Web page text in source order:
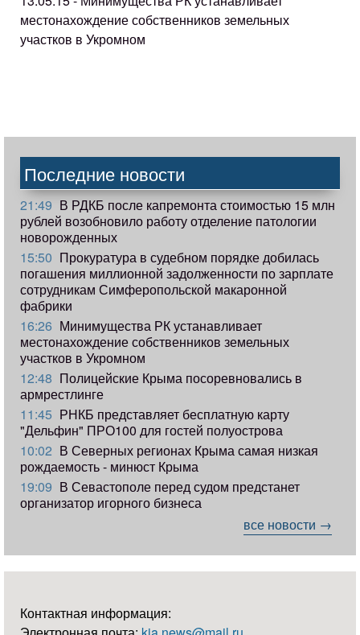
местонахождение собственников земельных
участков в Укромном
Последние новости
21:49 В РДКБ после капремонта стоимостью 15 млн
рублей возобновило работу отделение патологии
новорожденных
15:50 Прокуратура в судебном порядке добилась
погашения миллионной задолженности по зарплате
сотрудникам Симферопольской макаронной
фабрики
16:26 Минимущества РК устанавливает
местонахождение собственников земельных
участков в Укромном
12:48 Полицейские Крыма посоревновались в
армрестлинге
11:45 РНКБ представляет бесплатную карту
"Дельфин" ПРО100 для гостей полуострова
10:02 В Северных регионах Крыма самая низкая
рождаемость - минюст Крыма
19:09 В Севастополе перед судом предстанет
организатор игорного бизнеса
все новости →
Контактная информация: